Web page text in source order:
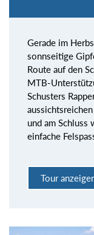
Gerade im
sonnseitige
Route auf den
MTB-
Schusters
und am Schluss
einfache
Tour